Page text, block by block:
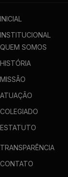
INICIAL
INSTITUCIONAL
QUEM SOMOS
HISTÓRIA
MISSÃO
ATUAÇÃO
COLEGIADO
ESTATUTO
TRANSPARÊNCIA
CONTATO